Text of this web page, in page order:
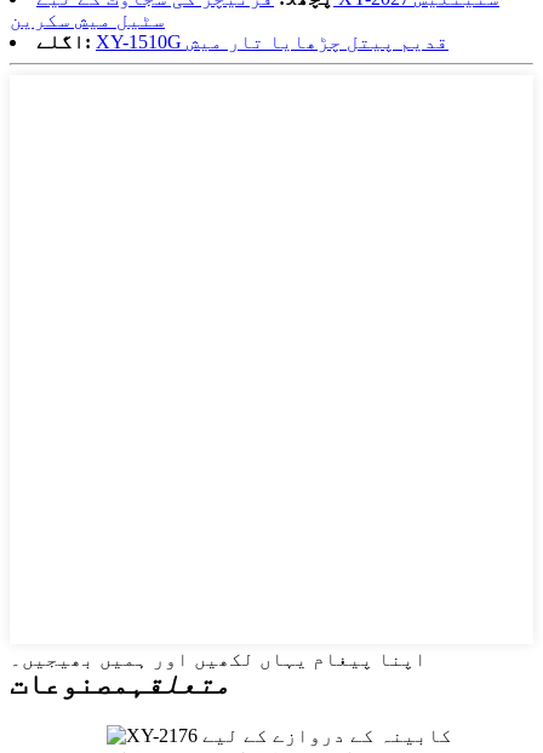
سٹیل میش سکرین
اگلے:
XY-1510G قدیم پیتل چڑھایا تار میش
اپنا پیغام یہاں لکھیں اور ہمیں بھیجیں۔
متعلقہمصنوعات